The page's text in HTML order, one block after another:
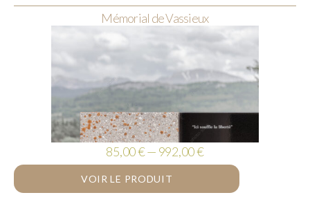
Mémorial de Vassieux
85,00 € — 992,00 €
VOIR LE PRODUIT